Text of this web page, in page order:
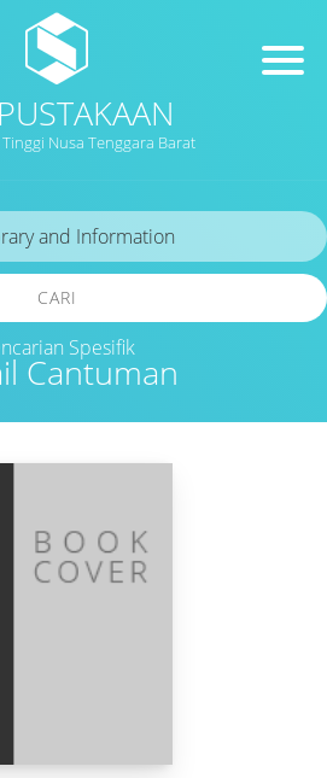
Nusa Tenggara Barat
Cantuman
CARI
Spesifik